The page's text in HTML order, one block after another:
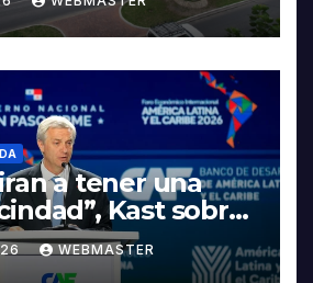
Y LA
DEL
a tener una
Kast sobre
presidente
WEBMASTER